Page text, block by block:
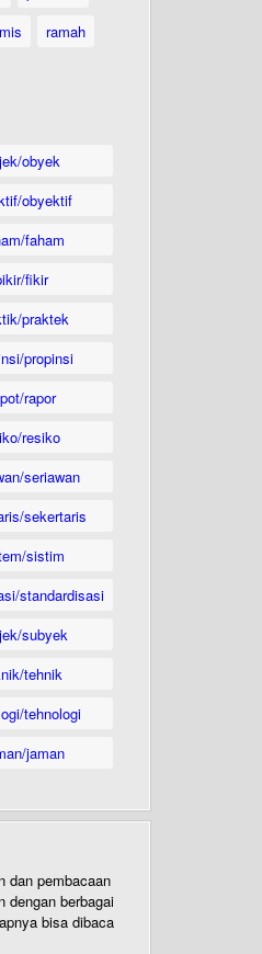
ramah
obyek
obyektif
faham
fikir
praktek
propinsi
rapor
resiko
seriawan
sekertaris
sistim
standardisasi
subyek
tehnik
tehnologi
jaman
dan pembacaan
dengan berbagai
bisa dibaca